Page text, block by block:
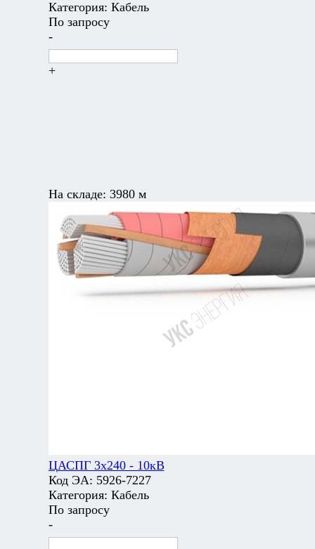
Категория: Кабель
По запросу
-
+
На складе: 3980 м
ЦАСПГ 3х240 - 10кВ
Код ЭА: 5926-7227
Категория: Кабель
По запросу
-